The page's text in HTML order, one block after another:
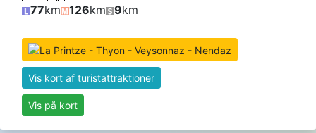
77km 126km 9km
Vis kort af turistattraktioner
Vis på kort